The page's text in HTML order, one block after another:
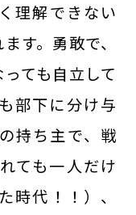
理解できない
す。勇敢で、
ても自立して
部下に分け与
持ち主で、戦
ても一人だけ
時代！！）、